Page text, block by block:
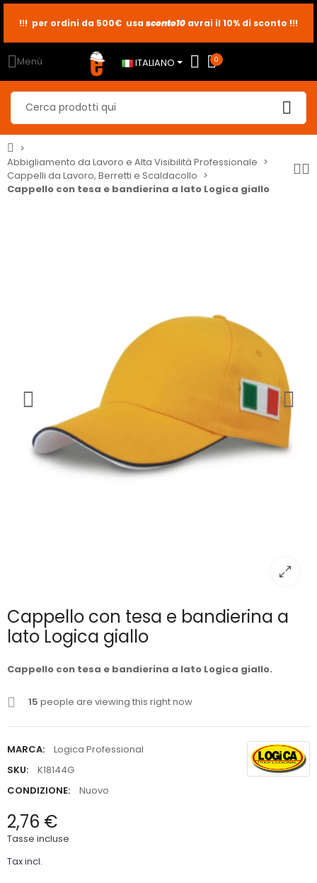
sconto2
sconto5
sconto10
Menù ITALIANO 0
Abbigliamento da Lavoro e Alta Visibilità Professionale
Cappelli da Lavoro, Berretti e Scaldacollo
Cappello con tesa e bandierina a lato Logica giallo
Cappello con tesa e bandierina a
lato Logica giallo
Cappello con tesa e bandierina a lato Logica giallo.
15 people are viewing this right now
MARCA:
Logica Professional
SKU:
K18144G
CONDIZIONE:
Nuovo
2,76 €
Tasse incluse
Tax incl.